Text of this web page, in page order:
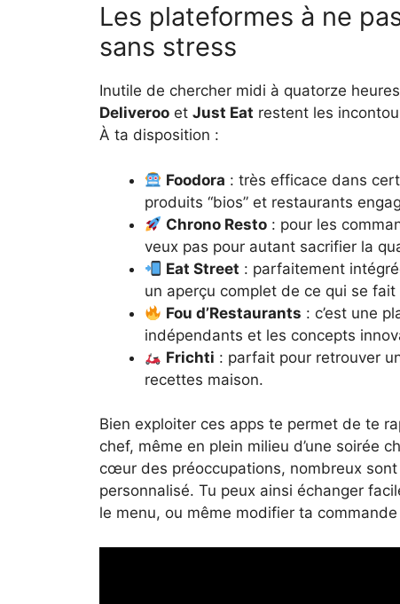
Les plateformes à ne
sans stress
Inutile de chercher midi à quatorze
Deliveroo et Just Eat restent les
À ta disposition :
Foodora : très efficace dans
produits “bios” et restaurants
Chrono Resto : pour les
veux pas pour autant sacrifier la
Eat Street : parfaitement
un aperçu complet de ce qui se
Fou d’Restaurants : c’est une
indépendants et les concepts
Frichti : parfait pour retrouver
recettes maison.
Bien exploiter ces apps te permet de te
chef, même en plein milieu d’une soirée
cœur des préoccupations, nombreux
personnalisé. Tu peux ainsi échanger
le menu, ou même modifier ta